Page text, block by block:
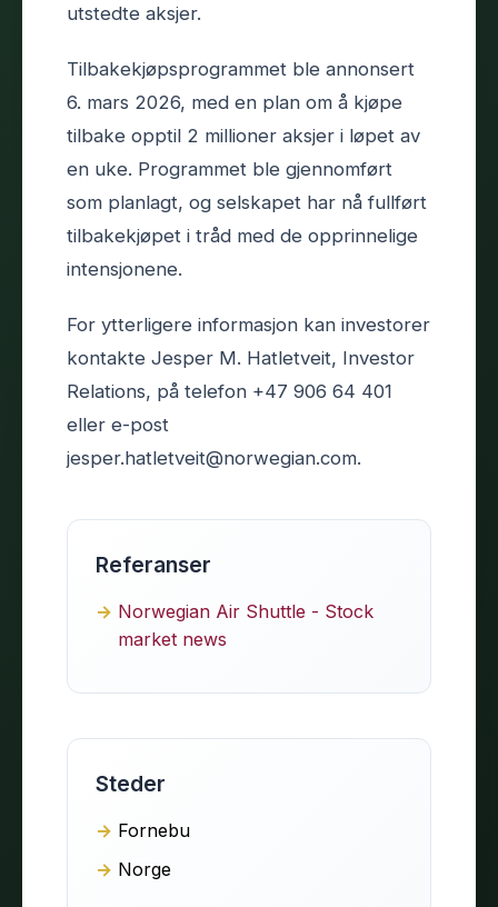
utstedte aksjer.
Tilbakekjøpsprogrammet ble annonsert
6. mars 2026, med en plan om å kjøpe
tilbake opptil 2 millioner aksjer i løpet av
en uke. Programmet ble gjennomført
som planlagt, og selskapet har nå fullført
tilbakekjøpet i tråd med de opprinnelige
intensjonene.
For ytterligere informasjon kan investorer
kontakte Jesper M. Hatletveit, Investor
Relations, på telefon +47 906 64 401
eller e-post
jesper.hatletveit@norwegian.com.
Referanser
Norwegian Air Shuttle - Stock
market news
Steder
Fornebu
Norge